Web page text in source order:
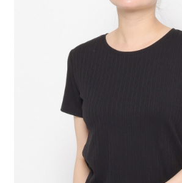
２．關於個人資料處理事宜，請瀏覽以下網址：
３．未成年的使用者請事先徵得法定代理人或監護
「AFTEE先享後付」，若未經同意申辦者引起之損
４．使用「AFTEE先享後付」時，將依據個別帳號
時審查核予不同之上限額度；若仍有額度不足之情
請求用戶進行身份認證。
５．嚴禁一人註冊多個帳號或使用他人資訊註冊。
恩沛科技股份有限公司將有權停止該用戶之使用額